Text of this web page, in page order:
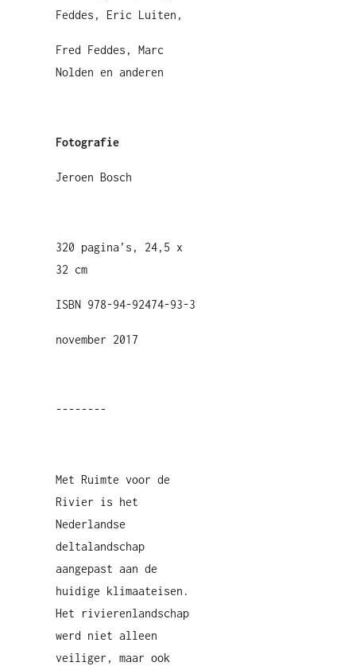
Feddes, Eric Luiten,
Fred Feddes, Marc
Nolden en anderen
Fotografie
Jeroen Bosch
320 pagina’s, 24,5 x
32 cm
ISBN 978-94-92474-93-3
november 2017
--------
Met Ruimte voor de
Rivier is het
Nederlandse
deltalandschap
aangepast aan de
huidige klimaateisen.
Het rivierenlandschap
werd niet alleen
veiliger, maar ook